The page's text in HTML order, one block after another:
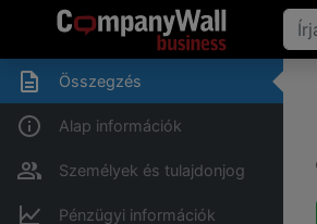
Összegzés
Alap információk
Személyek és tulajdonjog
Pénzügyi információk